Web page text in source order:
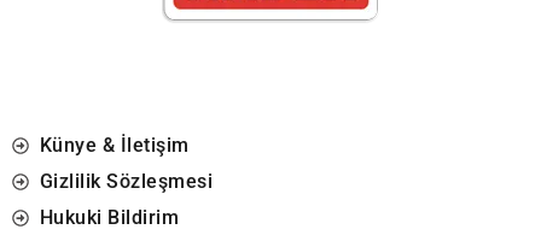
Künye & İletişim
Gizlilik Sözleşmesi
Hukuki Bildirim